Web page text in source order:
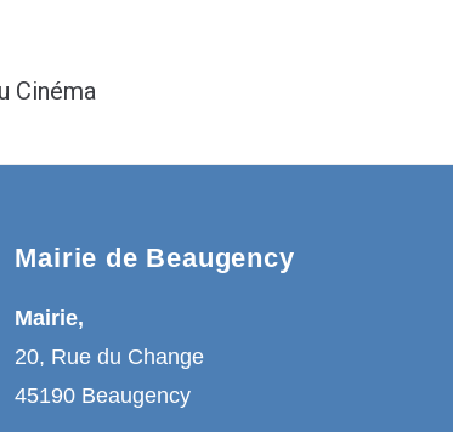
Cinéma
Mairie de Beaugency
Mairie,
20, Rue du Change
45190 Beaugency